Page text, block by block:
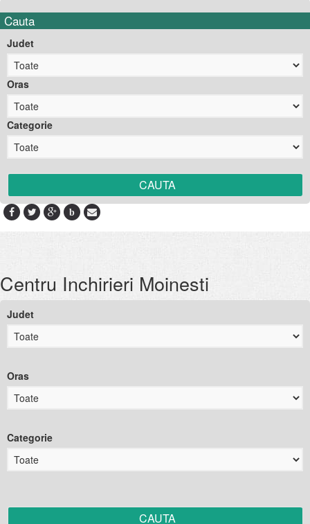
Cauta
Judet
Oras
Categorie
b
Centru Inchirieri Moinesti
Judet
Oras
Categorie